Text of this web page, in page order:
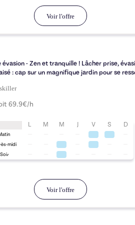
Voir l'offre
évasion - Zen et tranquille ! Lâcher prise,
: cap sur un magnifique jardin pour se
skiller
69.9€/h
L M M J V S D
midi
Soir
Voir l'offre